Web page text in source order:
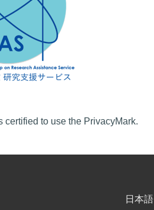
certified to use the PrivacyMark.
日本語